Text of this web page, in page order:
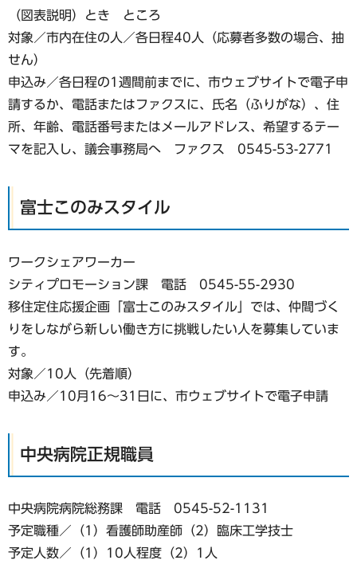
（図表説明）とき ところ
対象／市内在住の人／各日程40人（応募者多数の場合、抽
せん）
申込み／各日程の1週間前までに、市ウェブサイトで電子申
請するか、電話またはファクスに、氏名（ふりがな）、住
所、年齢、電話番号またはメールアドレス、希望するテー
マを記入し、議会事務局へ ファクス 0545-53-2771
富士このみスタイル
ワークシェアワーカー
シティプロモーション課 電話 0545-55-2930
移住定住応援企画「富士このみスタイル」では、仲間づく
りをしながら新しい働き方に挑戦したい人を募集していま
す。
対象／10人（先着順）
申込み／10月16〜31日に、市ウェブサイトで電子申請
中央病院正規職員
中央病院病院総務課 電話 0545-52-1131
予定職種／（1）看護師助産師（2）臨床工学技士
予定人数／（1）10人程度（2）1人